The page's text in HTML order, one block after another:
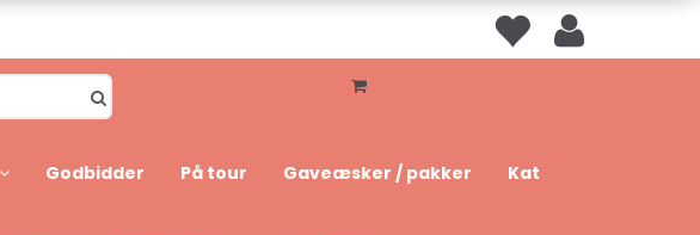
Godbidder På tour Gaveæsker / pakker Kat